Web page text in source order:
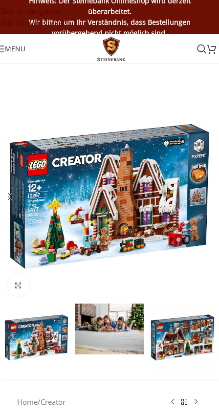
überarbeitet.
Wir bitten um Ihr Verständnis, dass Bestellungen
vorübergehend nicht möglich sind.
Skip to main content
MENU
Home/Creator